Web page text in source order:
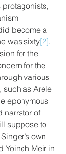
protagonists,
become a
was sixty[2].
for the
for the
various
such as Arele
eponymous
narrator of
suppose to
own
Yoineh Meir in